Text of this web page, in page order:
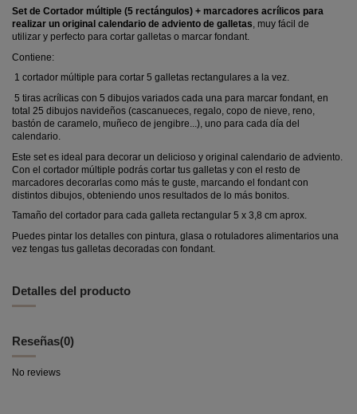
Set de Cortador múltiple (5 rectángulos) + marcadores acrílicos para
realizar un original calendario de adviento de galletas, muy fácil de
utilizar y perfecto para cortar galletas o marcar fondant.
Contiene:
1 cortador múltiple para cortar 5 galletas rectangulares a la vez.
5 tiras acrílicas con 5 dibujos variados cada una para marcar fondant, en
total 25 dibujos navideños (cascanueces, regalo, copo de nieve, reno,
bastón de caramelo, muñeco de jengibre...), uno para cada día del
calendario.
Este set es ideal para decorar un delicioso y original calendario de adviento.
Con el cortador múltiple podrás cortar tus galletas y con el resto de
marcadores decorarlas como más te guste, marcando el fondant con
distintos dibujos, obteniendo unos resultados de lo más bonitos.
Tamaño del cortador para cada galleta rectangular 5 x 3,8 cm aprox.
Puedes pintar los detalles con pintura, glasa o rotuladores alimentarios una
vez tengas tus galletas decoradas con fondant.
Detalles del producto
Reseñas(0)
No reviews